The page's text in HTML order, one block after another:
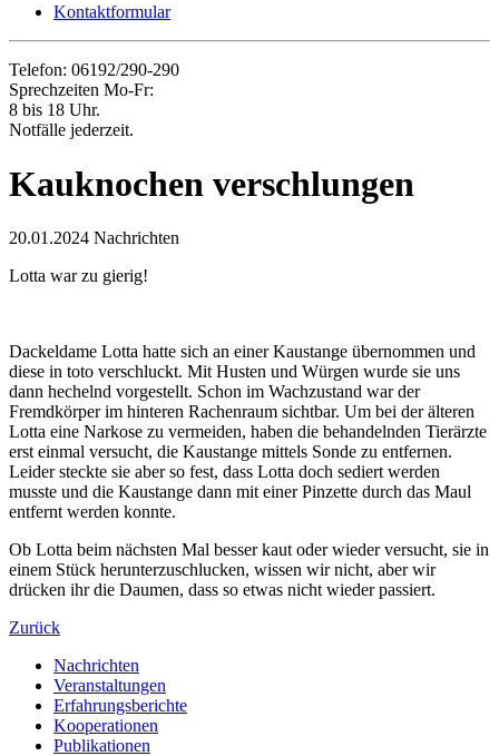
Kontaktformular
Telefon: 06192/290-290
Sprechzeiten Mo-Fr:
8 bis 18 Uhr.
Notfälle jederzeit.
Kauknochen verschlungen
20.01.2024 Nachrichten
Lotta war zu gierig!
Dackeldame Lotta hatte sich an einer Kaustange übernommen und
diese in toto verschluckt. Mit Husten und Würgen wurde sie uns
dann hechelnd vorgestellt. Schon im Wachzustand war der
Fremdkörper im hinteren Rachenraum sichtbar. Um bei der älteren
Lotta eine Narkose zu vermeiden, haben die behandelnden Tierärzte
erst einmal versucht, die Kaustange mittels Sonde zu entfernen.
Leider steckte sie aber so fest, dass Lotta doch sediert werden
musste und die Kaustange dann mit einer Pinzette durch das Maul
entfernt werden konnte.
Ob Lotta beim nächsten Mal besser kaut oder wieder versucht, sie in
einem Stück herunterzuschlucken, wissen wir nicht, aber wir
drücken ihr die Daumen, dass so etwas nicht wieder passiert.
Zurück
Nachrichten
Veranstaltungen
Erfahrungsberichte
Kooperationen
Publikationen